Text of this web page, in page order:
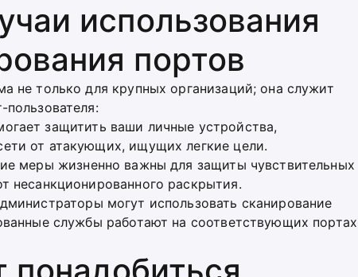
использования
портов
не только для крупных организаций; она служит
защитить ваши личные устройства,
от атакующих, ищущих легкие цели.
меры жизненно важны для защиты чувствительных
несанкционированного раскрытия.
могут использовать сканирование
службы работают на соответствующих портах